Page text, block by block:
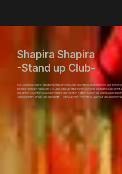
Shapira Shapira
-Stand up Club-
Für „Shapira Shapira“ entstand ein Bühnenbild, das die Atmosphäre früher New
bewusst nah am Publikum. Viel Gold, ein kupferfarbener Vorhang, bequeme Sessel
designten Leuchten sowie die von uns gestalteten Ketten-Säulen als Lichtsäulen
zugleich intim, urban und showhaft — ein Clubraum mit Patina, Glamour und eigener